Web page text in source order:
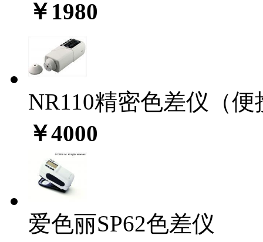
￥1980
NR110精密色差仪（
￥4000
爱色丽SP62色差仪